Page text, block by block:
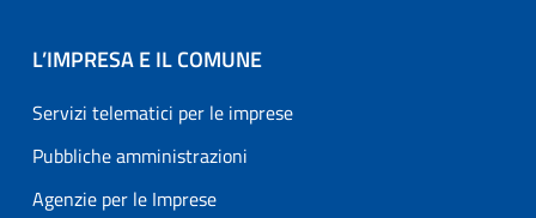
L’IMPRESA E IL COMUNE
Servizi telematici per le imprese
Pubbliche amministrazioni
Agenzie per le Imprese